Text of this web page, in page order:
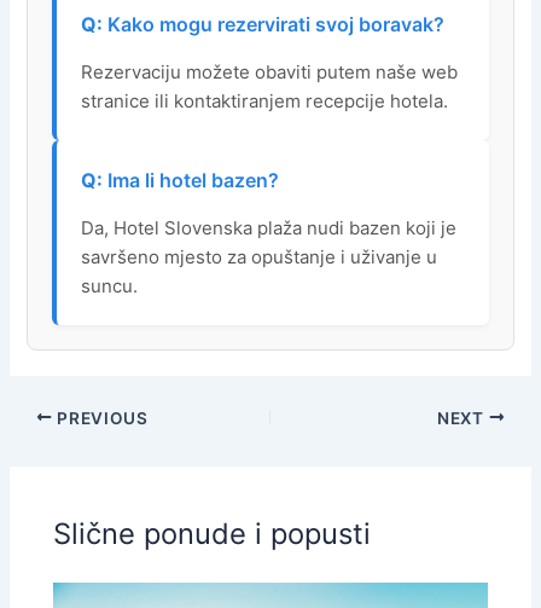
Kako mogu rezervirati svoj boravak?
Rezervaciju možete obaviti putem naše web
stranice ili kontaktiranjem recepcije hotela.
Ima li hotel bazen?
Da, Hotel Slovenska plaža nudi bazen koji je
savršeno mjesto za opuštanje i uživanje u
suncu.
PREVIOUS NEXT
Slične ponude i popusti